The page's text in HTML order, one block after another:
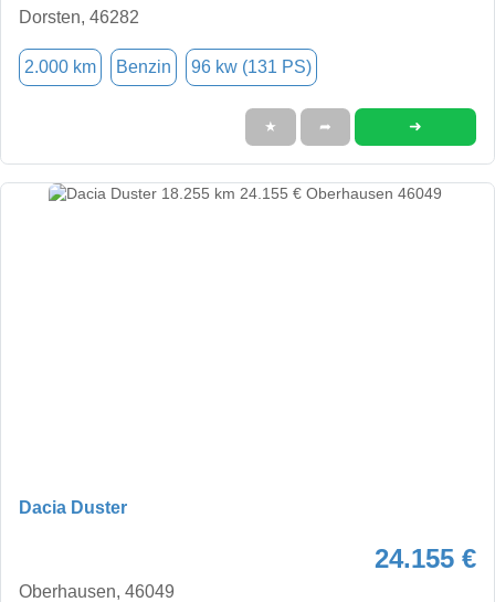
Dorsten, 46282
2.000 km Benzin 96 kw (131 PS)
★ ➦ ➜
Dacia Duster
24.155 €
Oberhausen, 46049